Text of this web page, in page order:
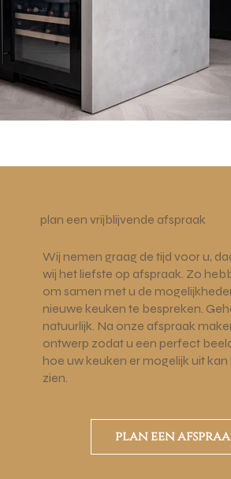
plan een vrijblijvende afspraak
Wij nemen graag de tijd voor u,
wij het liefste op afspraak. Zo
om samen met u de
nieuwe keuken te bespreken.
natuurlijk. Na onze afspraak
ontwerp zodat u een perfect
hoe uw keuken er mogelijk uit
zien.
plan een